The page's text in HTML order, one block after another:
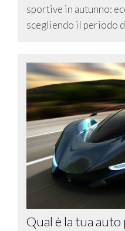
sportive in autunno:
scegliendo il periodo
Qual è la tua